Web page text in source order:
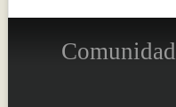
Comunidad